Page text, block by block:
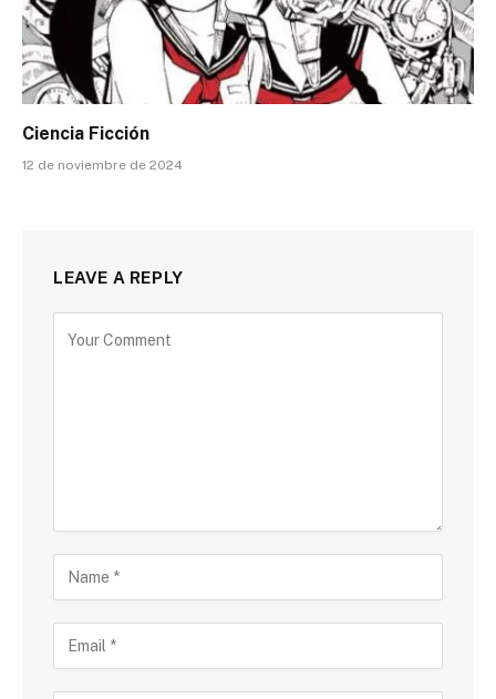
Ciencia Ficción
12 de noviembre de 2024
LEAVE A REPLY